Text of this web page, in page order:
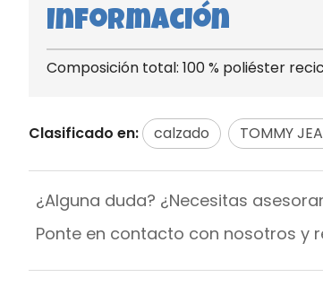
Información
Composición total: 100 % poliéster
Clasificado en: calzado TOMMY
¿Alguna duda? ¿Necesitas
Ponte en contacto con nosotros y